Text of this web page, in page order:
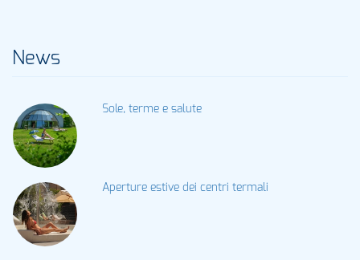
News
Sole, terme e salute
Aperture estive dei centri termali